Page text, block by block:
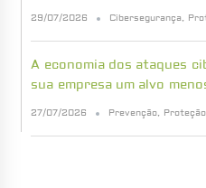
29/07/2026 Cibersegurança,
A economia dos ataques
sua empresa um alvo
27/07/2026 Prevenção, Proteção